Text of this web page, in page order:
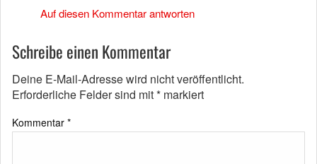
Auf diesen Kommentar antworten
Schreibe einen Kommentar
Deine E-Mail-Adresse wird nicht veröffentlicht.
Erforderliche Felder sind mit* markiert
Kommentar *